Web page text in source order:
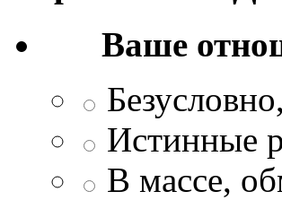
Ваше
Истинные
В массе,